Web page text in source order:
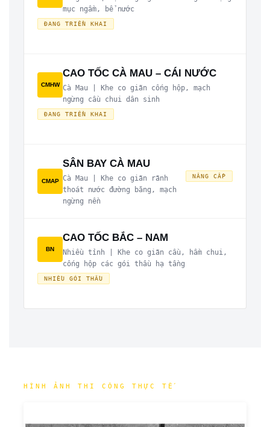
mục ngầm, bể nước
ĐANG TRIỂN KHAI
CMHW
CAO TỐC CÀ MAU – CÁI NƯỚC
Cà Mau | Khe co giãn cống hộp, mạch
ngừng cầu chui dân sinh
ĐANG TRIỂN KHAI
CMAP
SÂN BAY CÀ MAU
Cà Mau | Khe co giãn rãnh
thoát nước đường băng, mạch
ngừng nền
NÂNG CẤP
BN
CAO TỐC BẮC – NAM
Nhiều tỉnh | Khe co giãn cầu, hầm chui,
cống hộp các gói thầu hạ tầng
NHIỀU GÓI THẦU
HÌNH ẢNH THI CÔNG THỰC TẾ